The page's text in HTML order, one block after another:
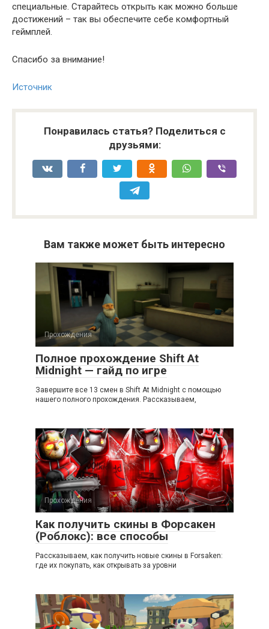
специальные. Старайтесь открыть как можно больше
достижений – так вы обеспечите себе комфортный
геймплей.
Спасибо за внимание!
Источник
Понравилась статья? Поделиться с
друзьями:
Вам также может быть интересно
Прохождения
Полное прохождение Shift At
Midnight — гайд по игре
Завершите все 13 смен в Shift At Midnight с помощью
нашего полного прохождения. Рассказываем,
Прохождения
Как получить скины в Форсакен
(Роблокс): все способы
Рассказываем, как получить новые скины в Forsaken:
где их покупать, как открывать за уровни